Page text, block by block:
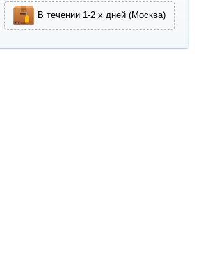
В течении 1-2 х дней (Москва)